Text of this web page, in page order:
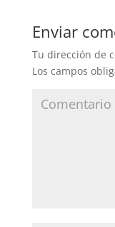
Enviar
Tu dirección de
Los campos